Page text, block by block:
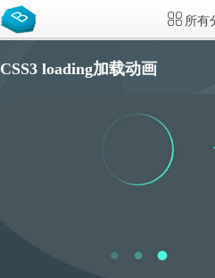
所有
CSS3 loading加载动画